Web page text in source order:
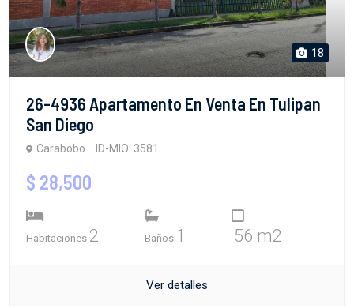
18
26-4936 Apartamento En Venta En Tulipan
San Diego
Carabobo ID-MIO: 3581
$ 28,500
Habitaciones 2 Baños 1 56 m2
Ver detalles